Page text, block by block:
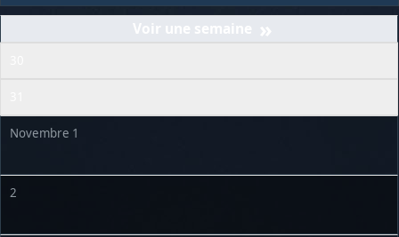
»
Novembre 1
2